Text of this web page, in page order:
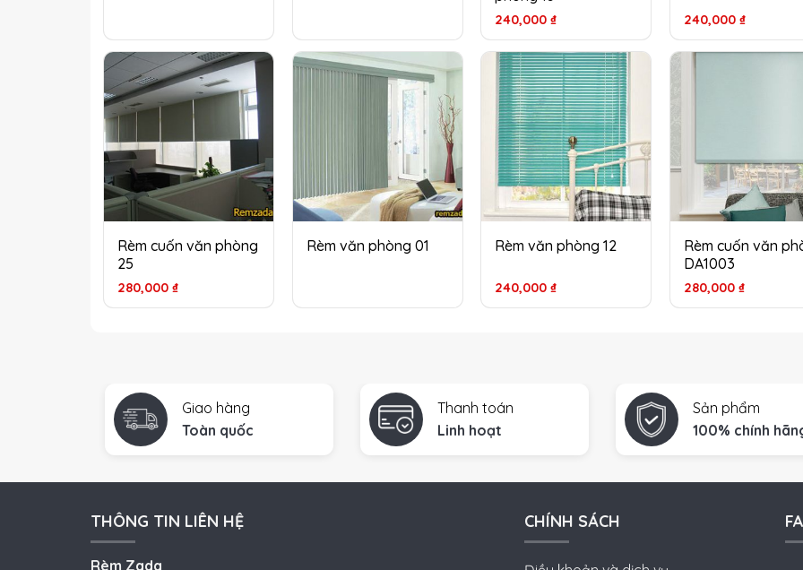
240,000₫ 240,000₫
Rèm cuốn văn phòng
25
280,000₫
Rèm văn phòng 01 Rèm văn phòng 12
240,000₫
Rèm cuốn văn
DA1003
280,000₫
Giao hàng
Toàn quốc
Thanh toán
Linh hoạt
Sản phẩm
100% chính
THÔNG TIN LIÊN HỆ
Rèm Zada
CHÍNH SÁCH